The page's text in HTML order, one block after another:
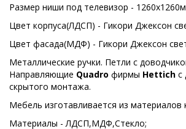
Размер ниши под телевизор -
Цвет корпуса(ЛДСП) - Гикори Джексон
Цвет фасада(МДФ) - Гикори Джексон
Металлические ручки. Петли с
Направляющие Quadro фирмы Hettich с
скрытого монтажа.
Мебель изготавливается из материалов
Материалы - ЛДСП,МДФ,Стекло;